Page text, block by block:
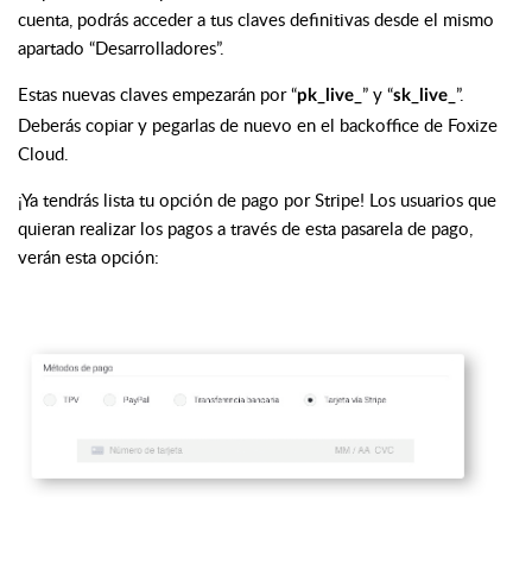
cuenta, podrás acceder a tus claves definitivas desde el mismo
apartado “Desarrolladores”.
Estas nuevas claves empezarán por “pk_live_ ” y “sk_live_ ”.
Deberás copiar y pegarlas de nuevo en el backoffice de Foxize
Cloud.
¡Ya tendrás lista tu opción de pago por Stripe! Los usuarios que
quieran realizar los pagos a través de esta pasarela de pago,
verán esta opción: